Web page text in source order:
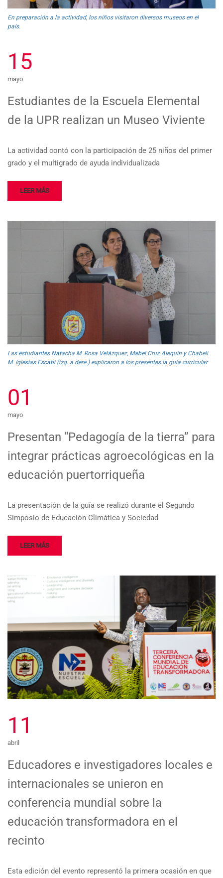
En preparación a la actividad, los niños visitaron diversos museos en el
país.
15
mayo
Estudiantes de la Escuela Elemental
de la UPR realizan un Museo Viviente
La actividad contó con la participación de 25 niños del primer
grado y el multigrado de ayuda individualizada
LEER MÁS
Las estudiantes Natacha M. Rosa Velázquez, Mabel Cruz Alequín y Chabeli
M. Iglesias Escabi (izq. a dere.) explicaron a los presentes la guía curricular
01
mayo
Presentan “Pedagogía de la tierra” para
integrar prácticas agroecológicas en la
educación puertorriqueña
La presentación de la guía se realizó durante el Segundo
Simposio de Educación Climática y Sociedad
LEER MÁS
11
abril
Educadores e investigadores locales e
internacionales se unieron en
conferencia mundial sobre la
educación transformadora en el
recinto
Esta edición del evento representó la primera ocasión en que